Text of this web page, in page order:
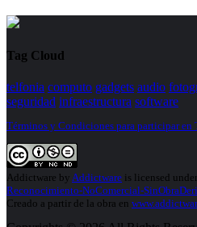
Tag Cloud
telfonia computo gadgets audio
seguridad infraestructura software
Términos y Condiciones para participar en
Addictware by Addictware is licensed
Reconocimiento-NoComercial-
Creado a partir de la obra en